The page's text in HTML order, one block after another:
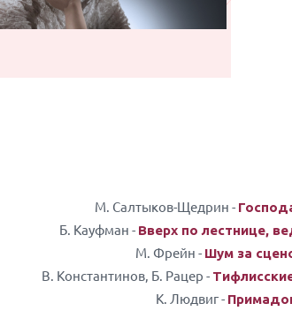
М. Салтыков-Щедрин -
Б. Кауфман - Вверх по лестнице,
М. Фрейн - Шум за
В. Константинов, Б. Рацер -
К. Людвиг -